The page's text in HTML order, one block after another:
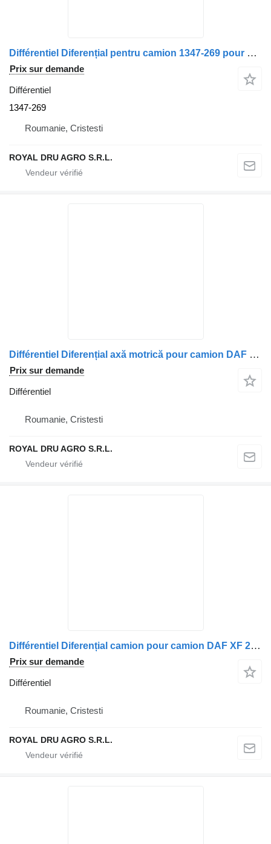
Différentiel Diferențial pentru camion 1347-269 pour camion DAF 1347.269
Prix sur demande
Différentiel
1347-269
Roumanie, Cristesti
ROYAL DRU AGRO S.R.L.
Différentiel Diferențial axă motrică pour camion DAF 2208954 2146087
Prix sur demande
Différentiel
Roumanie, Cristesti
ROYAL DRU AGRO S.R.L.
Différentiel Diferențial camion pour camion DAF XF 2010
Prix sur demande
Différentiel
Roumanie, Cristesti
ROYAL DRU AGRO S.R.L.